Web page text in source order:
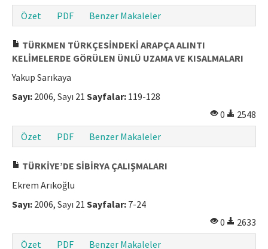
Özet
PDF Benzer Makaleler
TÜRKMEN TÜRKÇESİNDEKİ ARAPÇA ALINTI
KELİMELERDE GÖRÜLEN ÜNLÜ UZAMA VE KISALMALARI
Yakup Sarıkaya
Sayı: 2006, Sayı 21 Sayfalar: 119-128
0
2548
Özet
PDF Benzer Makaleler
TÜRKİYE’DE SİBİRYA ÇALIŞMALARI
Ekrem Arıkoğlu
Sayı: 2006, Sayı 21 Sayfalar: 7-24
0
2633
Özet
PDF Benzer Makaleler